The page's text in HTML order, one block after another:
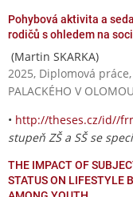
Pohybová aktivita a
rodičů s ohledem na
(Martin SKARKA)
2025, Diplomová
PALACKÉHO V
• http://theses.cz/id//
stupeň ZŠ a SŠ se
THE IMPACT OF
STATUS ON LIFESTYLE